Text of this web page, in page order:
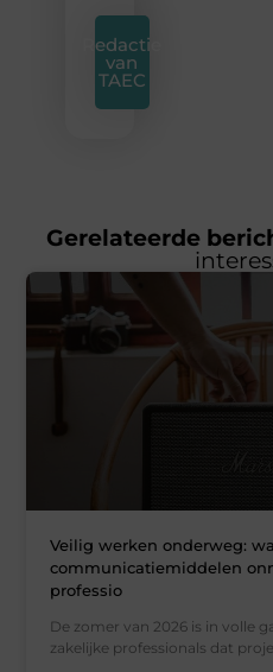
Redactie
van
TAEC
Gerelateerde
Veilig werken onderweg:
communicatiemiddelen
professio
De zomer van 2026 is in volle
zakelijke professionals dat